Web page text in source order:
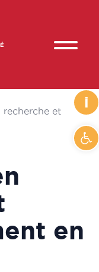
i
recherche et
en